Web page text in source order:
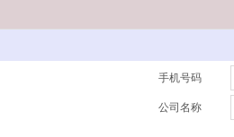
手机号码
公司名称